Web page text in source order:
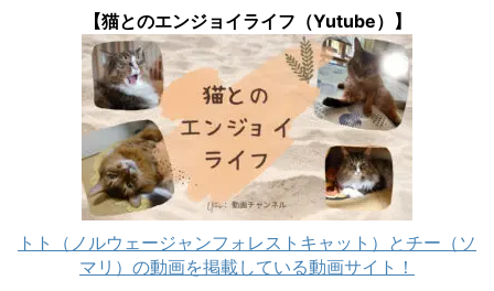
【猫とのエンジョイライフ（Yutube）】
トト（ノルウェージャンフォレストキャット）とチー（ソ
マリ）の動画を掲載している動画サイト！